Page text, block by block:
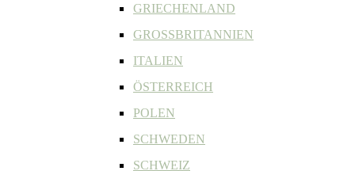
GRIECHENLAND
GROSSBRITANNIEN
ITALIEN
ÖSTERREICH
POLEN
SCHWEDEN
SCHWEIZ